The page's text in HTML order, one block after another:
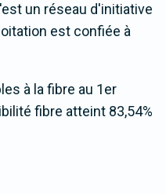
un réseau d'initiative
est confiée à
à la fibre au 1er
fibre atteint 83,54%